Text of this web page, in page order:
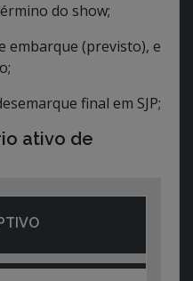
do show;
embarque (previsto), e
final em SJP;
ativo de